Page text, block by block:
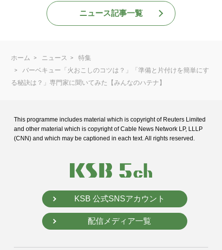
ニュース記事一覧
ホーム ニュース
特集
バーベキュー「火おこしのコツは？」「準備と片付けを簡単にす
る秘訣は？」専門家に聞いてみた【みんなのハテナ】
This programme includes material which is copyright of Reuters Limited
and other material which is copyright of Cable News Network LP, LLLP
(CNN) and which may be captioned in each text. All rights reserved.
KSB 公式SNSアカウント
配信メディア一覧